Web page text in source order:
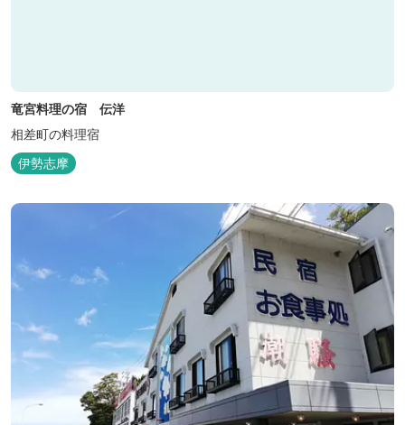
竜宮料理の宿 伝洋
相差町の料理宿
伊勢志摩